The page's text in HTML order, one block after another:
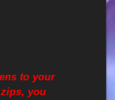
to your
you